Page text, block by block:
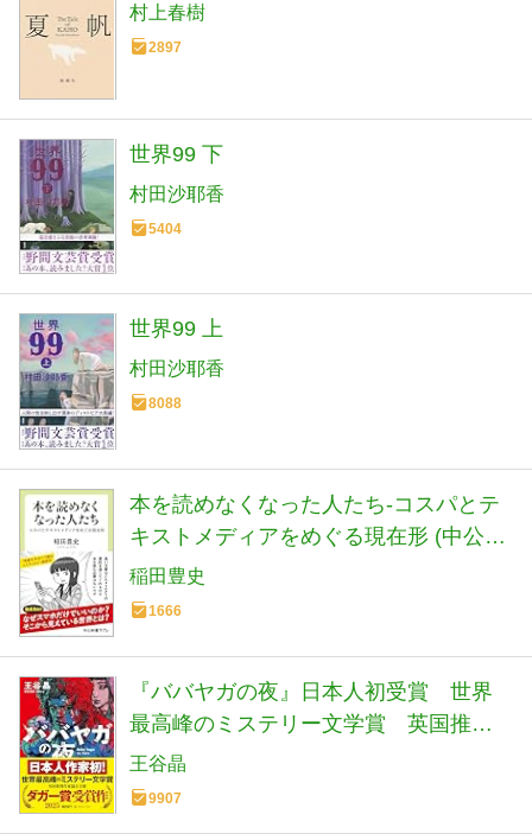
村上春樹
2897
世界99 下
村田沙耶香
5404
世界99 上
村田沙耶香
8088
本を読めなくなった人たち-コスパとテ
キストメディアをめぐる現在形 (中公新
書ラクレ 861)
稲田豊史
1666
『ババヤガの夜』日本人初受賞 世界
最高峰のミステリー文学賞 英国推理
作家協会賞(ダガー賞） (河出文庫 お 46-
1)
王谷晶
9907